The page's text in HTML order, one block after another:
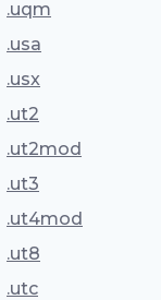
.uqm
.usa
.usx
.ut2
.ut2mod
.ut3
.ut4mod
.ut8
.utc